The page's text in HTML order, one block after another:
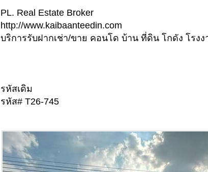
PL. Real Estate Broker
http://www.kaibaanteedin.com
บริการรับฝากเช่า/ขาย คอนโด บ้าน ที่ดิน โกดัง โรง
รหัสเดิม
รหัส# T26-745